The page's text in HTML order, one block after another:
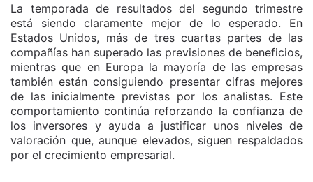
La temporada de resultados del segundo trimestre
está siendo claramente mejor de lo esperado. En
Estados Unidos, más de tres cuartas partes de las
compañías han superado las previsiones de beneficios,
mientras que en Europa la mayoría de las empresas
también están consiguiendo presentar cifras mejores
de las inicialmente previstas por los analistas. Este
comportamiento continúa reforzando la confianza de
los inversores y ayuda a justificar unos niveles de
valoración que, aunque elevados, siguen respaldados
por el crecimiento empresarial.